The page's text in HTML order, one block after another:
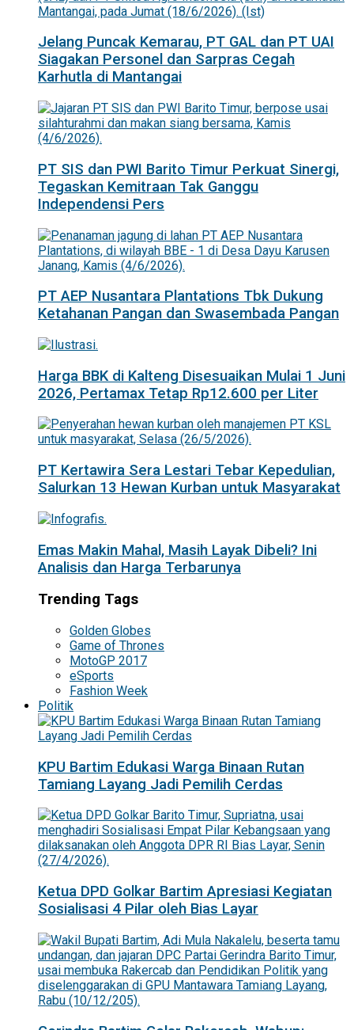
Jelang Puncak Kemarau, PT GAL dan PT UAI
Siagakan Personel dan Sarpras Cegah
Karhutla di Mantangai
PT SIS dan PWI Barito Timur Perkuat Sinergi,
Tegaskan Kemitraan Tak Ganggu
Independensi Pers
PT AEP Nusantara Plantations Tbk Dukung
Ketahanan Pangan dan Swasembada Pangan
Harga BBK di Kalteng Disesuaikan Mulai 1 Juni
2026, Pertamax Tetap Rp12.600 per Liter
PT Kertawira Sera Lestari Tebar Kepedulian,
Salurkan 13 Hewan Kurban untuk Masyarakat
Emas Makin Mahal, Masih Layak Dibeli? Ini
Analisis dan Harga Terbarunya
Trending Tags
Golden Globes
Game of Thrones
MotoGP 2017
eSports
Fashion Week
Politik
KPU Bartim Edukasi Warga Binaan Rutan
Tamiang Layang Jadi Pemilih Cerdas
Ketua DPD Golkar Bartim Apresiasi Kegiatan
Sosialisasi 4 Pilar oleh Bias Layar